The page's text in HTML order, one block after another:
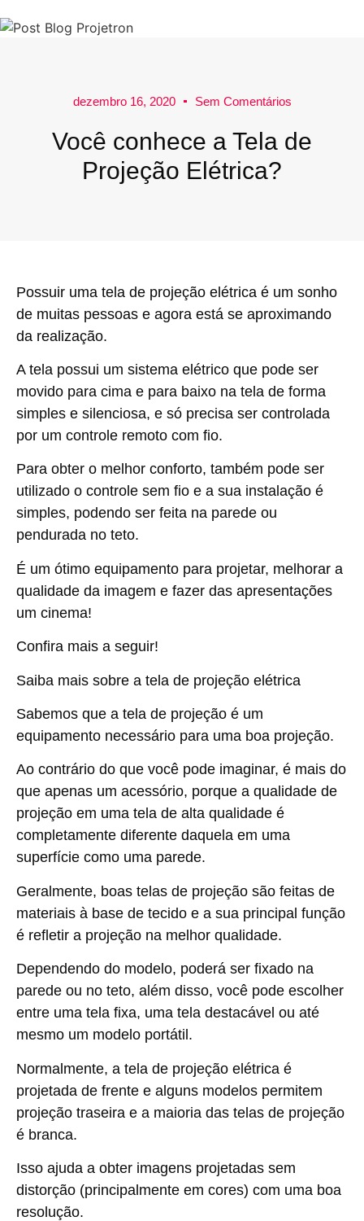
dezembro 16, 2020 Sem Comentários
Você conhece a Tela de
Projeção Elétrica?
Possuir uma tela de projeção elétrica é um sonho
de muitas pessoas e agora está se aproximando
da realização.
A tela possui um sistema elétrico que pode ser
movido para cima e para baixo na tela de forma
simples e silenciosa, e só precisa ser controlada
por um controle remoto com fio.
Para obter o melhor conforto, também pode ser
utilizado o controle sem fio e a sua instalação é
simples, podendo ser feita na parede ou
pendurada no teto.
É um ótimo equipamento para projetar, melhorar a
qualidade da imagem e fazer das apresentações
um cinema!
Confira mais a seguir!
Saiba mais sobre a tela de projeção elétrica
Sabemos que a tela de projeção é um
equipamento necessário para uma boa projeção.
Ao contrário do que você pode imaginar, é mais do
que apenas um acessório, porque a qualidade de
projeção em uma tela de alta qualidade é
completamente diferente daquela em uma
superfície como uma parede.
Geralmente, boas telas de projeção são feitas de
materiais à base de tecido e a sua principal função
é refletir a projeção na melhor qualidade.
Dependendo do modelo, poderá ser fixado na
parede ou no teto, além disso, você pode escolher
entre uma tela fixa, uma tela destacável ou até
mesmo um modelo portátil.
Normalmente, a tela de projeção elétrica é
projetada de frente e alguns modelos permitem
projeção traseira e a maioria das telas de projeção
é branca.
Isso ajuda a obter imagens projetadas sem
distorção (principalmente em cores) com uma boa
resolução.